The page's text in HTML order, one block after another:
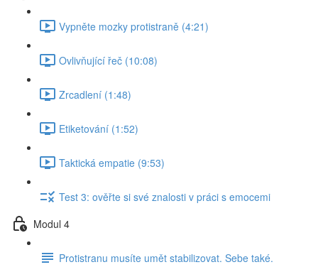
Vypněte mozky protistraně (4:21)
Ovlivňující řeč (10:08)
Zrcadlení (1:48)
Etiketování (1:52)
Taktická empatie (9:53)
Test 3: ověřte si své znalosti v práci s emocemi
Modul 4
Protistranu musíte umět stabilizovat. Sebe také.